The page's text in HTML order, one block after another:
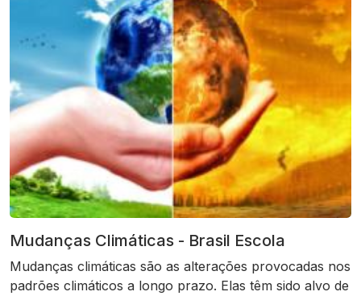
Mudanças Climáticas - Brasil Escola
Mudanças climáticas são as alterações provocadas nos
padrões climáticos a longo prazo. Elas têm sido alvo de